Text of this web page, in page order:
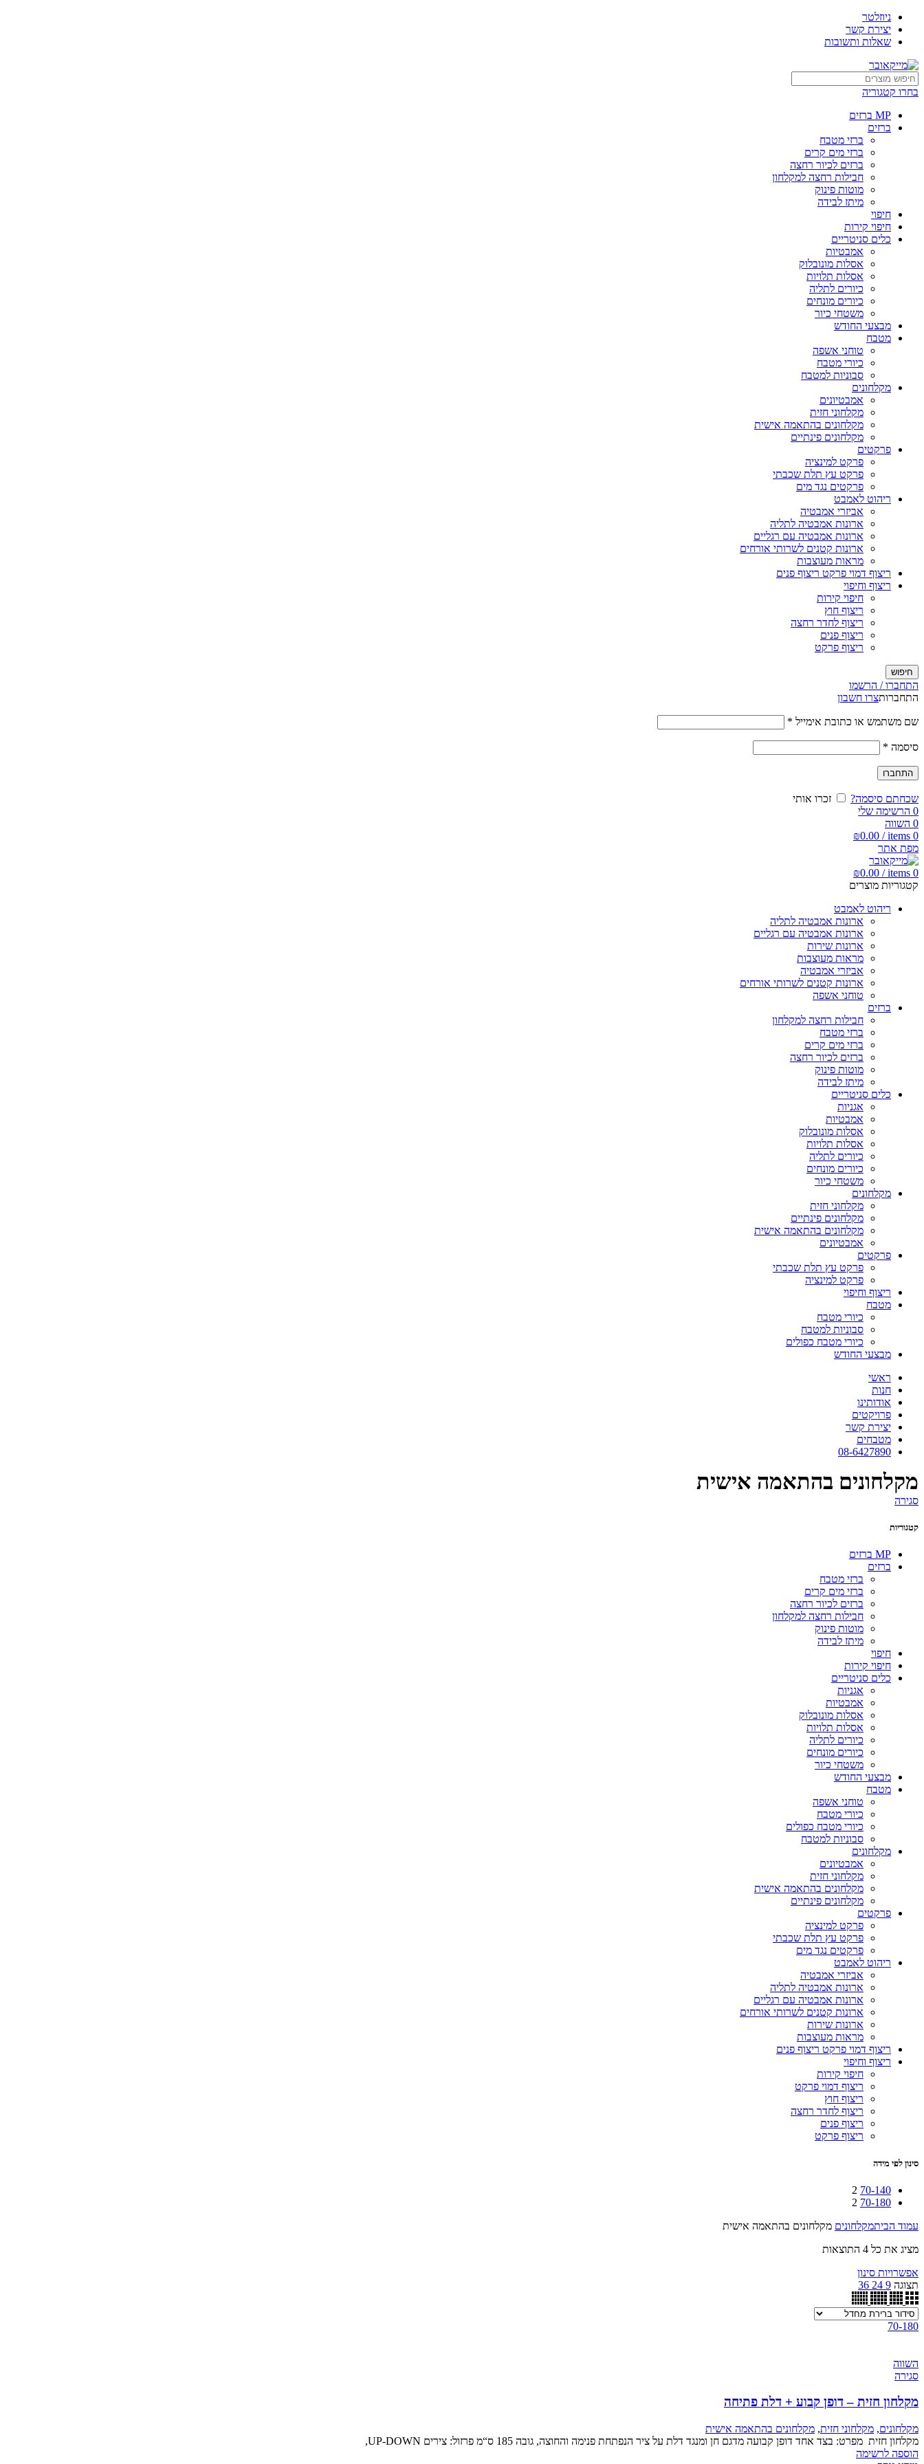
ניוזלטר
יצירת קשר
שאלות ותשובות
בחרו קטגוריה
MP ברזים
ברזים
ברזי מטבח
ברזי מים קרים
ברזים לכיור רחצה
חבילות רחצה למקלחון
מוטות פינוק
מיתז לבידה
חיפוי
חיפוי קירות
כלים סניטריים
אמבטיות
אסלות מונובלוק
אסלות תלויות
כיורים לתליה
כיורים מונחים
משטחי כיור
מבצעי החודש
מטבח
טוחני אשפה
כיורי מטבח
סבוניות למטבח
מקלחונים
אמבטיונים
מקלחוני חזית
מקלחונים בהתאמה אישית
מקלחונים פינתיים
פרקטים
פרקט למינציה
פרקט עץ תלת שכבתי
פרקטים נגד מים
ריהוט לאמבט
אביזרי אמבטיה
ארונות אמבטיה לתליה
ארונות אמבטיה עם רגליים
ארונות קטנים לשרותי אורחים
מראות מעוצבות
ריצוף דמוי פרקט ריצוף פנים
ריצוף וחיפוי
חיפוי קירות
ריצוף חוץ
ריצוף לחדר רחצה
ריצוף פנים
ריצוף פרקט
חיפוש
התחברו / הרשמו
התחברותצרו חשבון
שם משתמש או כתובת אימייל *
סיסמה *
התחברו
שכחתם סיסמה?
זכרו אותי
0 הרשימה שלי
0 השווה
0
items
/
₪0.00
מפת אתר
0
items
/
₪0.00
קטגוריות מוצרים
ריהוט לאמבט
ארונות אמבטיה לתליה
ארונות אמבטיה עם רגליים
ארונות שירות
מראות מעוצבות
אביזרי אמבטיה
ארונות קטנים לשרותי אורחים
טוחני אשפה
ברזים
חבילות רחצה למקלחון
ברזי מטבח
ברזי מים קרים
ברזים לכיור רחצה
מוטות פינוק
מיתז לבידה
כלים סניטריים
אגניות
אמבטיות
אסלות מונובלוק
אסלות תלויות
כיורים לתליה
כיורים מונחים
משטחי כיור
מקלחונים
מקלחוני חזית
מקלחונים פינתיים
מקלחונים בהתאמה אישית
אמבטיונים
פרקטים
פרקט עץ תלת שכבתי
פרקט למינציה
ריצוף וחיפוי
מטבח
כיורי מטבח
סבוניות למטבח
כיורי מטבח כפולים
מבצעי החודש
ראשי
חנות
אודותינו
פרויקטים
יצירת קשר
מטבחים
08-6427890
מקלחונים בהתאמה אישית
סגירה
קטגוריות
MP ברזים
ברזים
ברזי מטבח
ברזי מים קרים
ברזים לכיור רחצה
חבילות רחצה למקלחון
מוטות פינוק
מיתז לבידה
חיפוי
חיפוי קירות
כלים סניטריים
אגניות
אמבטיות
אסלות מונובלוק
אסלות תלויות
כיורים לתליה
כיורים מונחים
משטחי כיור
מבצעי החודש
מטבח
טוחני אשפה
כיורי מטבח
כיורי מטבח כפולים
סבוניות למטבח
מקלחונים
אמבטיונים
מקלחוני חזית
מקלחונים בהתאמה אישית
מקלחונים פינתיים
פרקטים
פרקט למינציה
פרקט עץ תלת שכבתי
פרקטים נגד מים
ריהוט לאמבט
אביזרי אמבטיה
ארונות אמבטיה לתליה
ארונות אמבטיה עם רגליים
ארונות קטנים לשרותי אורחים
ארונות שירות
מראות מעוצבות
ריצוף דמוי פרקט ריצוף פנים
ריצוף וחיפוי
חיפוי קירות
ריצוף דמוי פרקט
ריצוף חוץ
ריצוף לחדר רחצה
ריצוף פנים
ריצוף פרקט
סינון לפי מידה
70-140
2
70-180
2
עמוד הביתמקלחונים מקלחונים בהתאמה אישית
מציג את כל 4 התוצאות
אפשרויות סינון
תצוגה 9
24
36
70-180
השווה
סגירה
מקלחון חזית – דופן קבוע + דלת פתיחה
מקלחונים, מקלחוני חזית, מקלחונים בהתאמה אישית
מקלחון חזית מפרט: בצד אחד דופן קבועה מדגם חן ומנגד דלת על ציר הנפתחת פנימה והחוצה, גובה 185 ס“מ פרזול: צירים UP-DOWN,
הוספה לרשימה